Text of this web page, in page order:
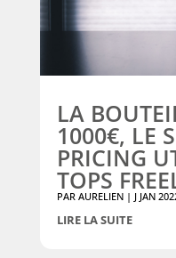
LA
1000€, LE
PRICING
TOPS
PAR AURELIEN| J JAN
LIRE LA SUITE